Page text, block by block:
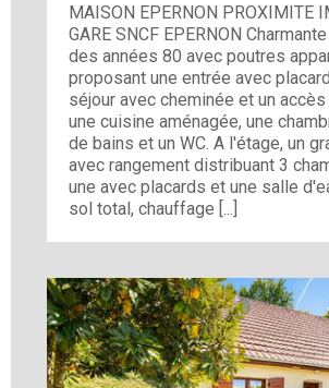
MAISON EPERNON PROXIMITE
GARE SNCF EPERNON
des années 80 avec poutres
proposant une entrée avec
séjour avec cheminée et un
une cuisine aménagée, une
de bains et un WC. A l'étage, un
avec rangement distribuant 3
une avec placards et une salle
sol total, chauffage [...]